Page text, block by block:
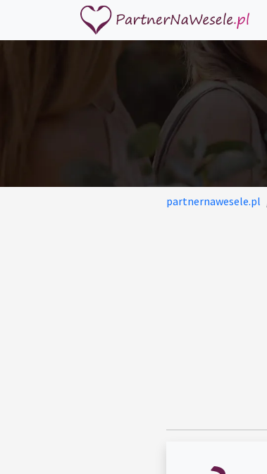
partnernawesele.pl